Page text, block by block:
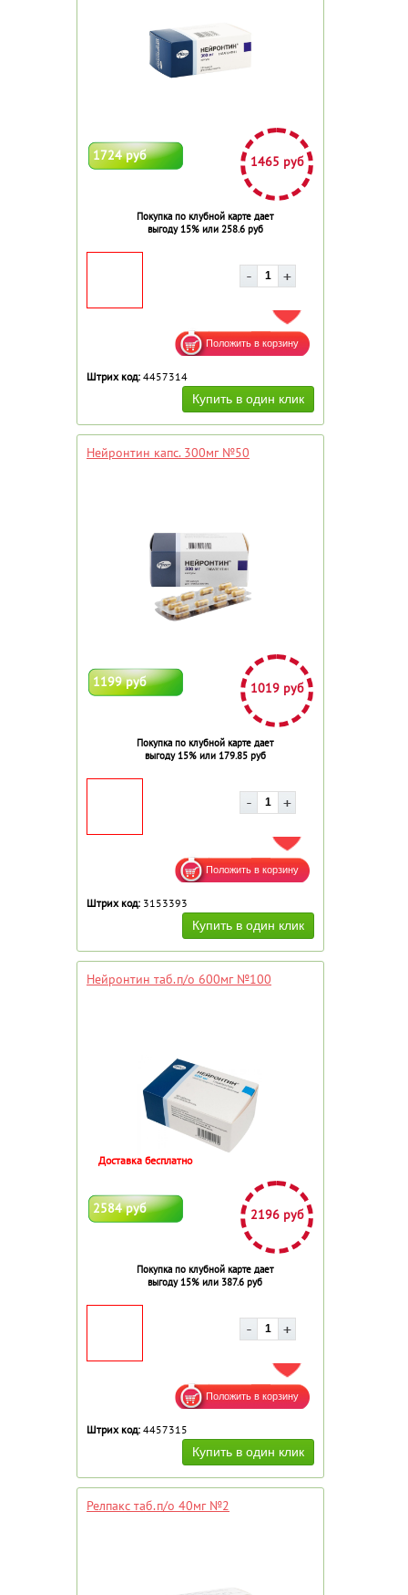
1724 руб 1465 руб
Покупка по клубной карте дает
выгоду 15% или 258.6 руб
ДОБАВИТЬ В ИЗБРАННОЕ
Штрих код: 4457314
Нейронтин капс. 300мг №50
1199 руб 1019 руб
Покупка по клубной карте дает
выгоду 15% или 179.85 руб
ДОБАВИТЬ В ИЗБРАННОЕ
Штрих код: 3153393
Нейронтин таб.п/о 600мг №100
2584 руб 2196 руб
Покупка по клубной карте дает
выгоду 15% или 387.6 руб
Доставка бесплатно
ДОБАВИТЬ В ИЗБРАННОЕ
Штрих код: 4457315
Релпакс таб.п/о 40мг №2